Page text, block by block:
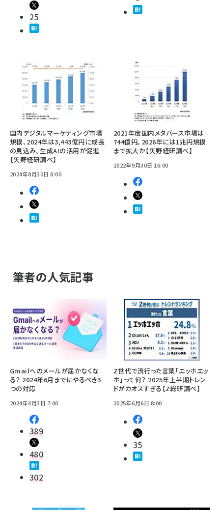
25
国内デジタルマーケティング市場
規模、2024年は3,443億円に成長
の見込み。生成AIの活用が促進
【矢野経研調べ】
2024年8月30日 8:00
2021年度国内メタバース市場は
744億円。2026年には1兆円規模
まで拡大か【矢野経研調べ】
2022年9月30日 16:00
筆者の人気記事
Gmailへのメールが届かなくな
る？ 2024年6月までにやるべき3
つの対応
2024年4月3日 7:00
389
480
302
Z世代で流行った言葉「エッホエッ
ホ」って何？ 2025年上半期トレン
ドがカオスすぎる【Z総研調べ】
2025年6月6日 8:00
35